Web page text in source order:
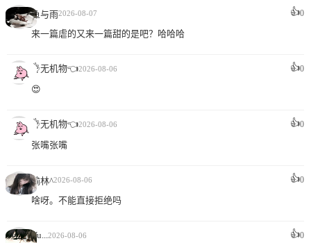
鱼与雨2026-08-07 👍0
来一篇虐的又来一篇甜的是吧？哈哈哈
👌无机物👈2026-08-06 👍0
😍
👌无机物👈2026-08-06 👍0
张嘴张嘴
瑜林^2026-08-06 👍0
啥呀。不能直接拒绝吗
Yu...2026-08-06 👍0